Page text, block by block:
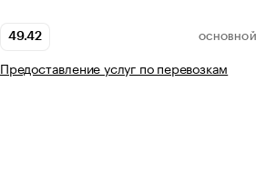
49.42 ОСНОВНОЙ
Предоставление услуг по перевозкам